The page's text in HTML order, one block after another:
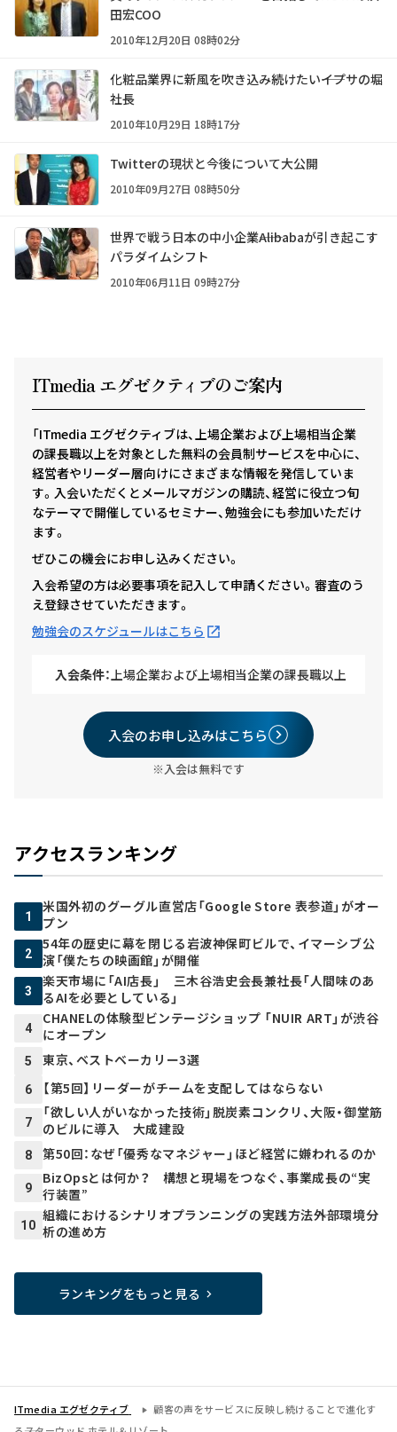
田宏COO
2010年12月20日 08時02分
化粧品業界に新風を吹き込み続けたい――イプサの堀
社長
2010年10月29日 18時17分
Twitterの現状と今後について大公開
2010年09月27日 08時50分
世界で戦う日本の中小企業――Alibabaが引き起こす
パラダイムシフト
2010年06月11日 09時27分
ITmedia エグゼクティ ブのご案内
「ITmedia エグゼクティブは、上場企業および上場相当企業
の課長職以上を対象とした無料の会員制サービスを中心に、
経営者やリーダー層向けにさまざまな情報を発信していま
す。入会いただくとメールマガジンの購読、経営に役立つ旬
なテーマで開催しているセミナー、勉強会にも参加いただけ
ます。
ぜひこの機会にお申し込みください。
入会希望の方は必要事項を記入して申請ください。審査のう
え登録させていただきます。
勉強会のスケジュールはこちら
入会条件：上場企業および上場相当企業の課長職以上
入会のお申し込みはこちら
※入会は無料です
アクセスランキング
1
米国外初のグーグル直営店「Google Store 表参道」がオー
プン
2
54年の歴史に幕を閉じる岩波神保町ビルで、イマーシブ公
演「僕たちの映画館」が開催
3
楽天市場に「AI店長」 三木谷浩史会長兼社長「人間味のあ
るAIを必要としている」
4
CHANELの体験型ビンテージショップ 「NUIR ART」が渋谷
にオープン
5 東京、ベストベーカリー3選
6 【第5回】リーダーがチームを支配してはならない
7
「欲しい人がいなかった技術」脱炭素コンクリ、大阪・御堂筋
のビルに導入 大成建設
8 第50回：なぜ「優秀なマネジャー」ほど経営に嫌われるのか
9
BizOpsとは何か？ 構想と現場をつなぐ、事業成長の“実
行装置”
10
組織におけるシナリオプランニングの実践方法――外部環境分
析の進め方
ランキングをもっと見る
ITmedia エグゼクティブ
顧客の声をサービスに反映し続けることで進化す